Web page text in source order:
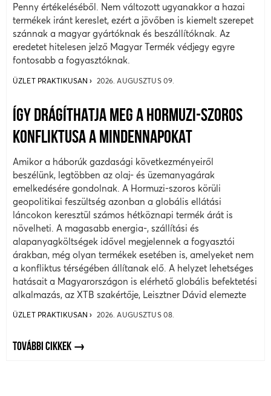
Penny értékeléséből. Nem változott ugyanakkor a hazai
termékek iránt kereslet, ezért a jövőben is kiemelt szerepet
szánnak a magyar gyártóknak és beszállítóknak. Az
eredetet hitelesen jelző Magyar Termék védjegy egyre
fontosabb a fogyasztóknak.
ÜZLET PRAKTIKUSAN 2026. AUGUSZTUS 09.
ÍGY DRÁGÍTHATJA MEG A HORMUZI-SZOROS
KONFLIKTUSA A MINDENNAPOKAT
Amikor a háborúk gazdasági következményeiről
beszélünk, legtöbben az olaj- és üzemanyagárak
emelkedésére gondolnak. A Hormuzi-szoros körüli
geopolitikai feszültség azonban a globális ellátási
láncokon keresztül számos hétköznapi termék árát is
növelheti. A magasabb energia-, szállítási és
alapanyagköltségek idővel megjelennek a fogyasztói
árakban, még olyan termékek esetében is, amelyeket nem
a konfliktus térségében állítanak elő. A helyzet lehetséges
hatásait a Magyarországon is elérhető globális befektetési
alkalmazás, az XTB szakértője, Leisztner Dávid elemezte
ÜZLET PRAKTIKUSAN 2026. AUGUSZTUS 08.
TOVÁBBI CIKKEK